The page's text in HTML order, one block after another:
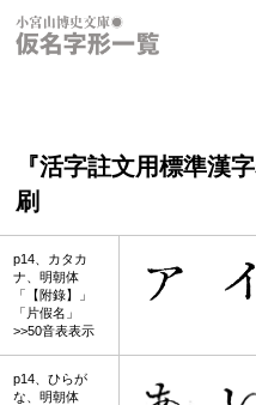
『活字註文用標準漢
刷
p14、カタカ
ナ、明朝体
「【附錄】」
「片假名」
>>50音表表示
p14、ひらが
な、明朝体